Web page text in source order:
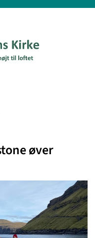
øver